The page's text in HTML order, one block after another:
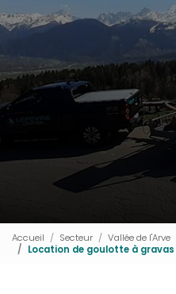
Accueil Secteur
Vallée de l'Arve
Location de goulotte à gravas